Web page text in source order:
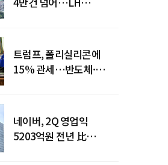
트럼프, 폴리실리콘에
15% 관세…반도체·
네이버, 2Q 영업익
5203억원 전년 比